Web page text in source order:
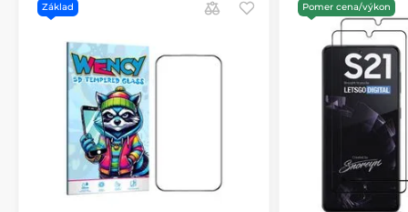
Základ Pomer cena/výkon